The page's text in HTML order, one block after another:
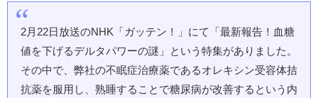
2月22日放送のNHK「ガッテン！」にて「最新報告！血糖
値を下げるデルタパワーの謎」という特集がありました。
その中で、弊社の不眠症治療薬であるオレキシン受容体拮
抗薬を服用し、熟睡することで糖尿病が改善するという内